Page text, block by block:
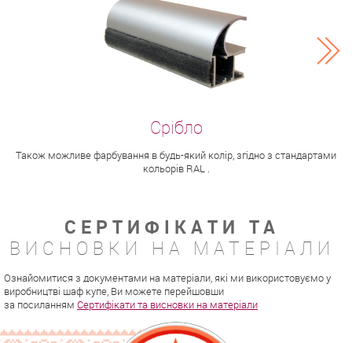
Також можливе фарбування в будь-який колір, згідно з стандартами
кольорів RAL .
СЕРТИФІКАТИ ТА
ВИСНОВКИ НА МАТЕРІАЛИ
Ознайомитися з документами на матеріали, які ми використовуємо у
виробництві шаф купе, Ви можете перейшовши
за посиланням Сертифікати та висновки на матеріали